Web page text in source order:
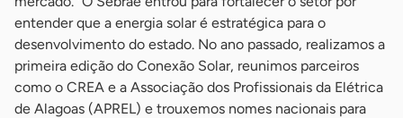
entender que a energia solar é estratégica para o
desenvolvimento do estado. No ano passado, realizamos a
primeira edição do Conexão Solar, reunimos parceiros
como o CREA e a Associação dos Profissionais da Elétrica
de Alagoas (APREL) e trouxemos nomes nacionais para